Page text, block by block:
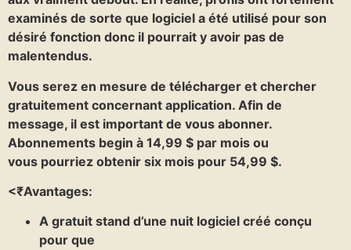
examinés de sorte que logiciel a été utilisé pour son
désiré fonction donc il pourrait y avoir pas de
malentendus.
Vous serez en mesure de télécharger et chercher
gratuitement concernant application. Afin de
message, il est important de vous abonner.
Abonnements begin à 14,99 $ par mois ou
vous pourriez obtenir six mois pour 54,99 $.
<₹Avantages:
A gratuit stand d’une nuit logiciel créé conçu
pour que